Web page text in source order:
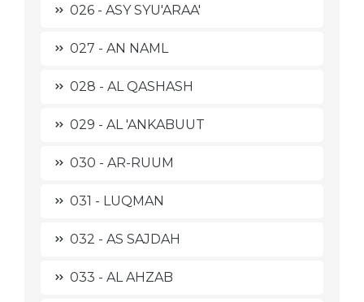
026 - ASY SYU'ARAA'
027 - AN NAML
028 - AL QASHASH
029 - AL 'ANKABUUT
030 - AR-RUUM
031 - LUQMAN
032 - AS SAJDAH
033 - AL AHZAB